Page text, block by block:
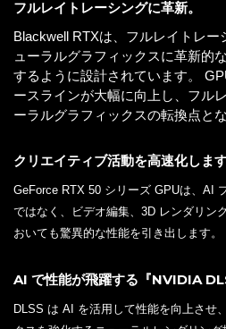
フルレイトレーシングに革新。
Blackwell RTXは、フルレイトレー
ューラルグラフィックスに革新的
するように設計されています。
ースラインが大幅に向上し、フル
ーラルグラフィックスの転換点とな
クリエイティブ活動を高速化します
GeForce RTX 50 シリーズ GPUは、AI
ではなく、ビデオ編集、3D レンダリン
おいても驚異的な性能を引き出します。
AI で性能が飛躍する『NVIDIA
DLSS は AI を活用して性能を向上させ